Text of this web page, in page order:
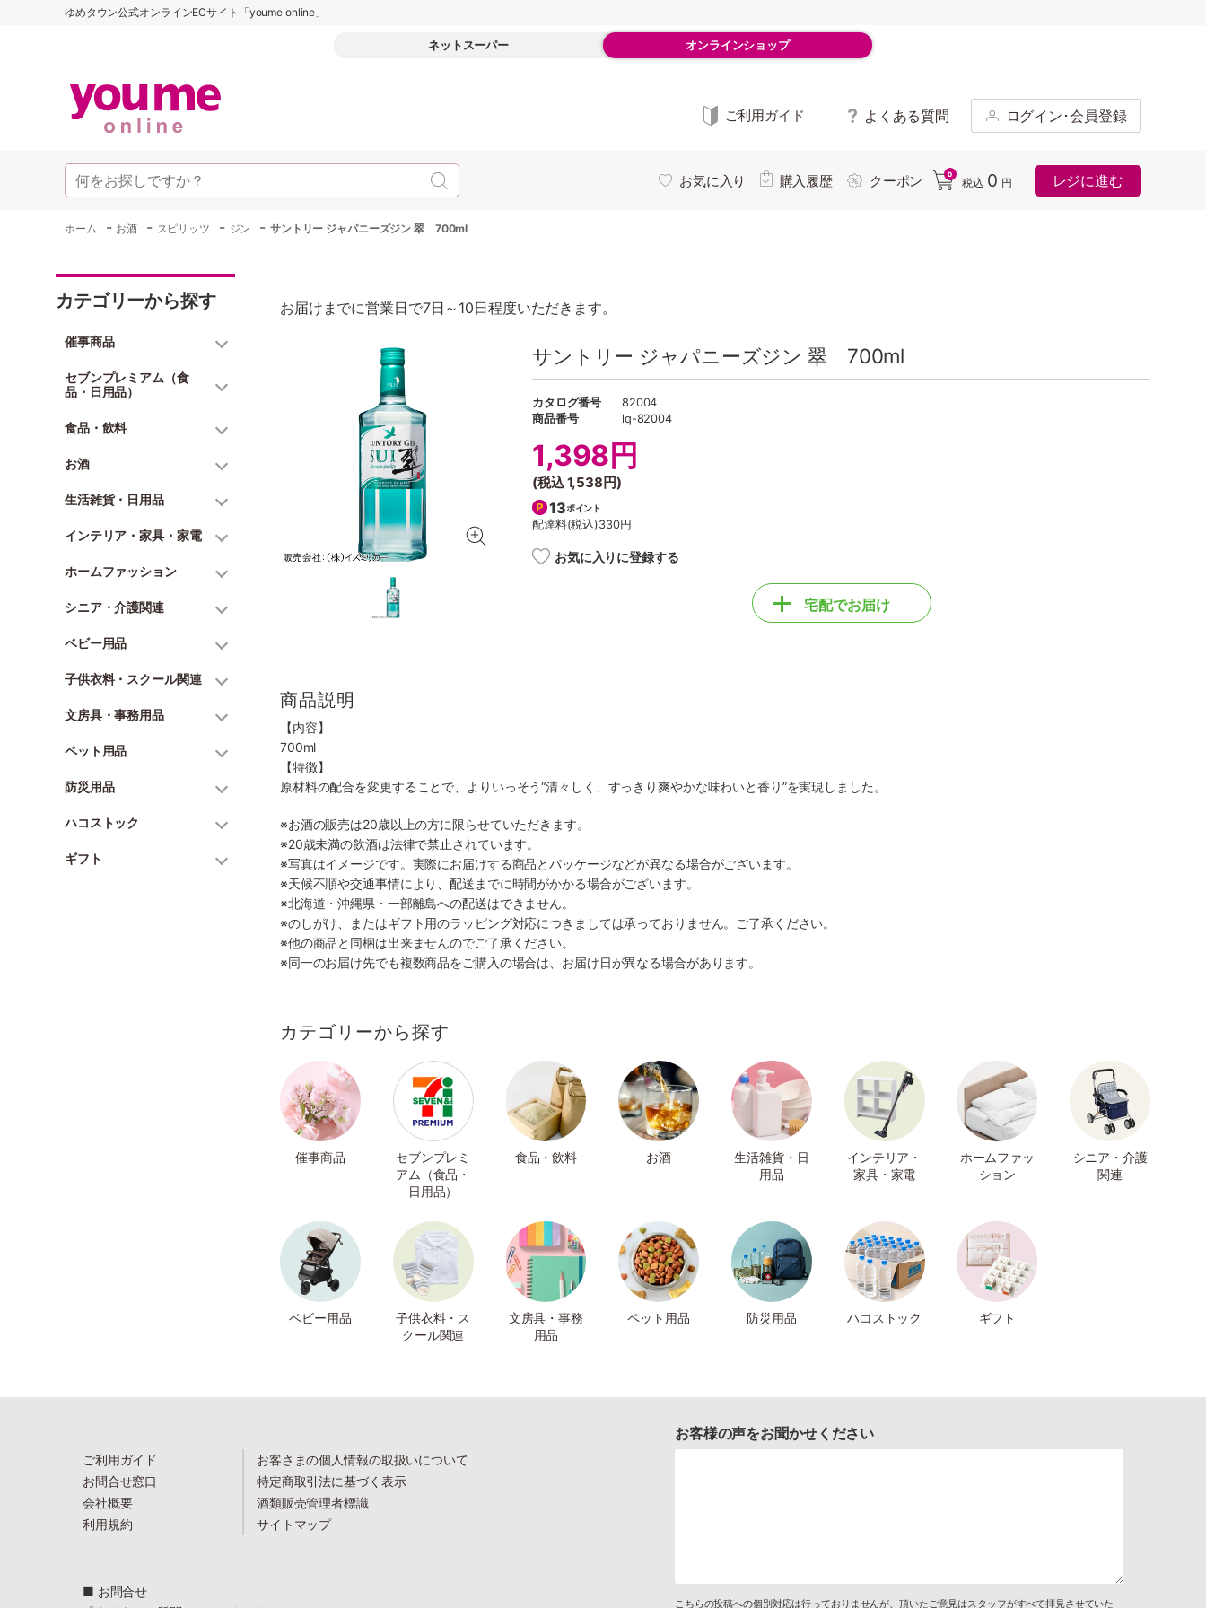
ゆめタウン公式オンラインECサイト「youme online」
ネットスーパー オンラインショップ
ご利用ガイド よくある質問 ログイン･会員登録
お気に入り 購入履歴 クーポン 0
税込 0 円 レジに進む
ホーム - お酒 - スピリッツ - ジン - サントリー ジャパニーズジン 翠 700ml
カテゴリーから探す
催事商品
セブンプレミアム（食
品・日用品）
食品・飲料
お酒
生活雑貨・日用品
インテリア・家具・家電
ホームファッション
シニア・介護関連
ベビー用品
子供衣料・スクール関連
文房具・事務用品
ペット用品
防災用品
ハコストック
ギフト
お届けまでに営業日で7日～10日程度いただきます。
サントリー ジャパニーズジン 翠 700ml
カタログ番号
82004
商品番号
lq-82004
1,398円
(税込1,538円)
13ポイント
配達料(税込)330円
お気に入りに登録する
宅配でお届け
商品説明
【内容】
700ml
【特徴】
原材料の配合を変更することで、よりいっそう“清々しく、すっきり爽やかな味わいと香り”を実現しました。
※お酒の販売は20歳以上の方に限らせていただきます。
※20歳未満の飲酒は法律で禁止されています。
※写真はイメージです。実際にお届けする商品とパッケージなどが異なる場合がございます。
※天候不順や交通事情により、配送までに時間がかかる場合がございます。
※北海道・沖縄県・一部離島への配送はできません。
※のしがけ、またはギフト用のラッピング対応につきましては承っておりません。ご了承ください。
※他の商品と同梱は出来ませんのでご了承ください。
※同一のお届け先でも複数商品をご購入の場合は、お届け日が異なる場合があります。
カテゴリーから探す
催事商品
セブンプレミ
アム（食品・
日用品）
食品・飲料 お酒
生活雑貨・日
用品
インテリア・
家具・家電
ホームファッ
ション
シニア・介護
関連
ベビー用品
子供衣料・ス
クール関連
文房具・事務
用品
ペット用品 防災用品 ハコストック ギフト
ご利用ガイド
お問合せ窓口
会社概要
利用規約
お客さまの個人情報の取扱いについて
特定商取引法に基づく表示
酒類販売管理者標識
サイトマップ
■ お問合せ
お客様の声をお聞かせください
こちらの投稿への個別対応は行っておりませんが、頂いたご意見はスタッフがすべて拝見させていた